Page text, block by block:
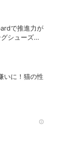
で推進力が
シューズ
いに！猫の性